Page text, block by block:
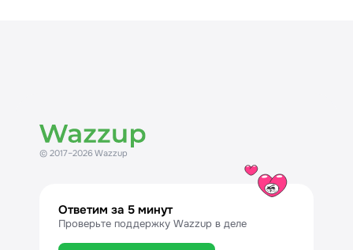
© 2017–2026 Wazzup
Ответим за 5 минут
Проверьте поддержку Wazzup в деле